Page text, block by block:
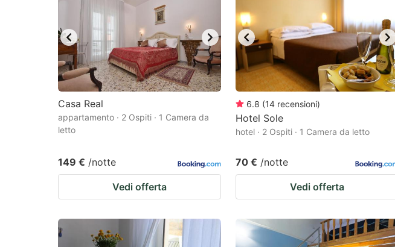
mark
key
to
get
the
keyboard
shortcuts
changing
dates.
key
to
get
the
keyboard
shortcuts
changing
dates.
Casa Real
appartamento · 2 Ospiti · 1 Camera da
letto
149 € /notte
Vedi offerta
6.8 (14 recensioni)
Hotel Sole
hotel · 2 Ospiti · 1 Camera da letto
70 € /notte
Vedi offerta